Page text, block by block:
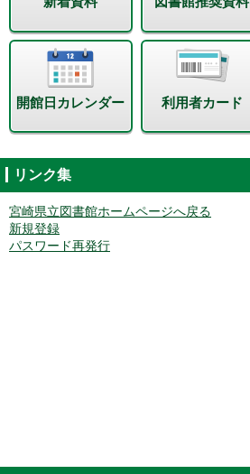
開館日カレンダー 利用者カード
リンク集
宮崎県立図書館ホームページへ戻る
新規登録
パスワード再発行